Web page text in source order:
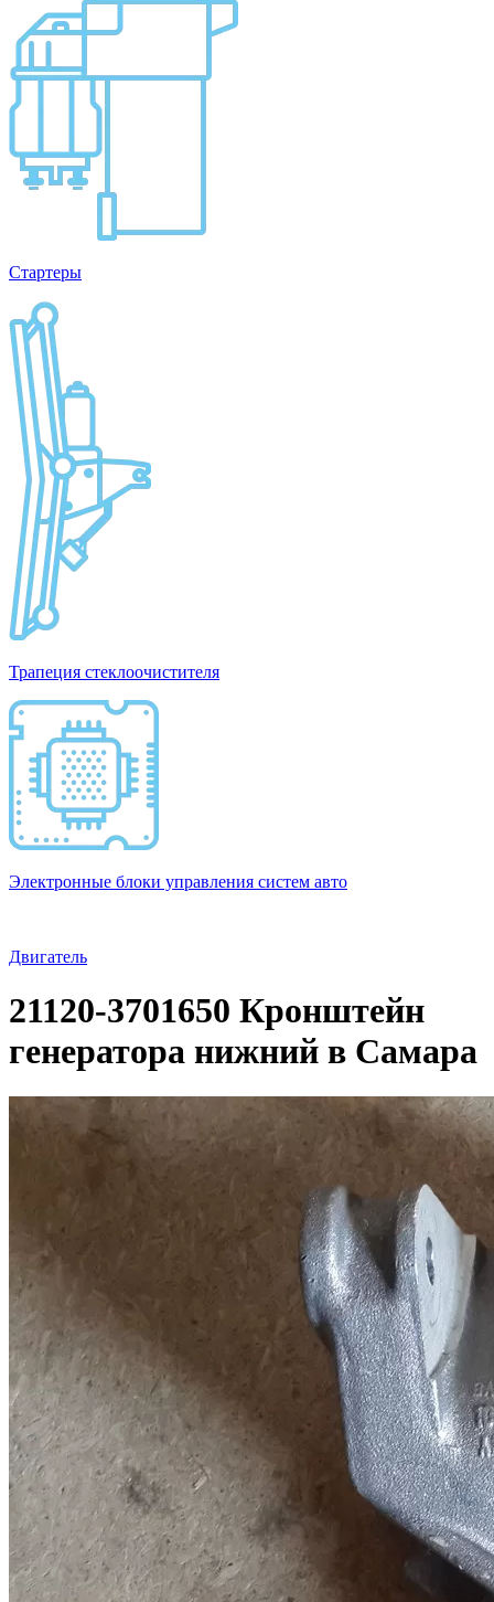
Стартеры
Трапеция стеклоочистителя
Электронные блоки управления систем авто
Двигатель
21120-3701650 Кронштейн
генератора нижний в Самара